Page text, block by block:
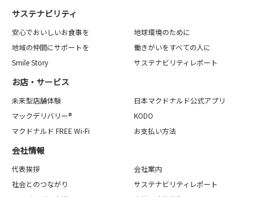
サステナビリティ
安心でおいしいお食事を
地球環境のために
地域の仲間にサポートを
働きがいをすべての人に
Smile Story
サステナビリティレポート
お店・サービス
未来型店舗体験
日本マクドナルド公式アプリ
マックデリバリー®
KODO
マクドナルド FREE Wi-Fi
お支払い方法
会社情報
代表挨拶
会社案内
社会とのつながり
サステナビリティレポート